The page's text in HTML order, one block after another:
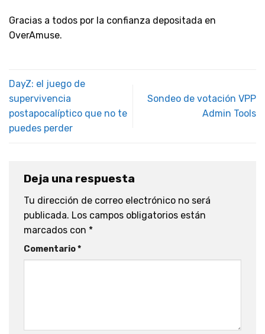
Gracias a todos por la confianza depositada en
OverAmuse.
DayZ: el juego de
supervivencia
postapocalíptico que no te
puedes perder
Sondeo de votación VPP
Admin Tools
Deja una respuesta
Tu dirección de correo electrónico no será
publicada. Los campos obligatorios están
marcados con *
Comentario*